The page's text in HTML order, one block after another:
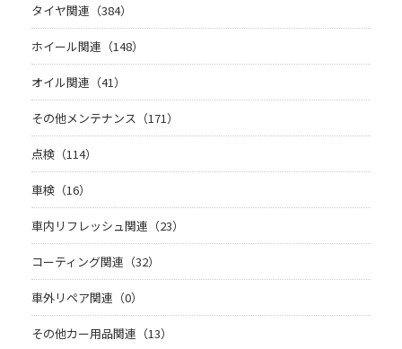
タイヤ関連（384）
ホイール関連（148）
オイル関連（41）
その他メンテナンス（171）
点検（114）
車検（16）
車内リフレッシュ関連（23）
コーティング関連（32）
車外リペア関連（0）
その他カー用品関連（13）